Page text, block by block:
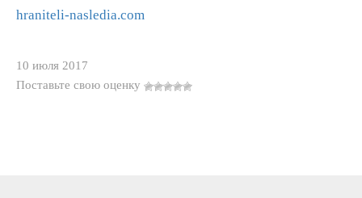
hraniteli-nasledia.com
10 июля 2017
Поставьте свою оценку